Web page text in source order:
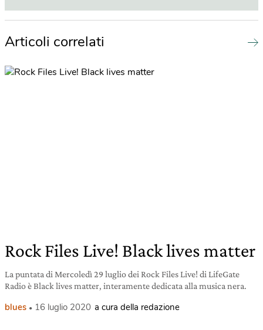
Articoli correlati
Rock Files Live! Black lives matter
La puntata di Mercoledì 29 luglio dei Rock Files Live! di LifeGate
Radio è Black lives matter, interamente dedicata alla musica nera.
blues 16 luglio 2020 a cura della redazione